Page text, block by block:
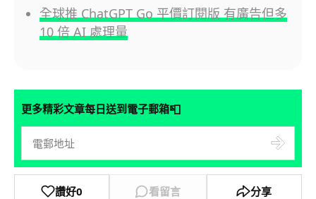
全球推 ChatGPT Go 平價訂閱版 有廣告但多
10 倍 AI 處理量
更多精彩文章每日送到電子郵箱📮
讚好0 看留言 分享